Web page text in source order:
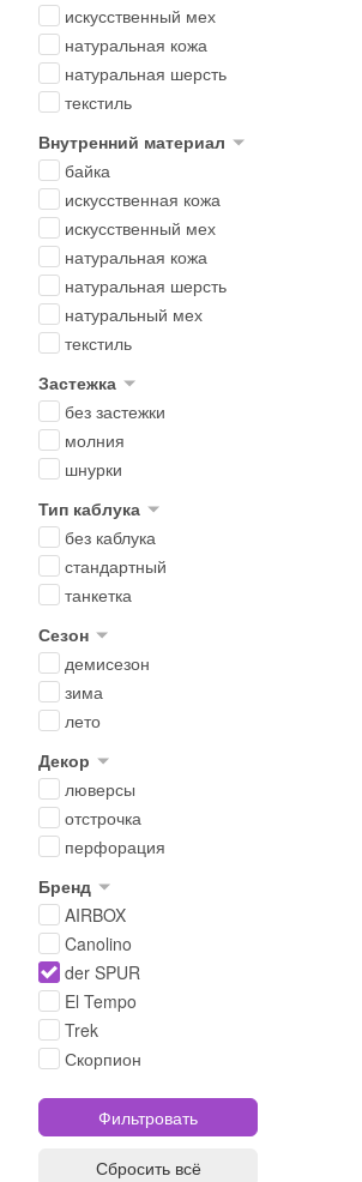
искусственный мех
натуральная кожа
натуральная шерсть
текстиль
Внутренний материал
байка
искусственная кожа
искусственный мех
натуральная кожа
натуральная шерсть
натуральный мех
текстиль
Застежка
без застежки
молния
шнурки
Тип каблука
без каблука
стандартный
танкетка
Сезон
демисезон
зима
лето
Декор
люверсы
отстрочка
перфорация
Бренд
AIRBOX
Canolino
der SPUR
El Tempo
Trek
Скорпион
Сбросить всё